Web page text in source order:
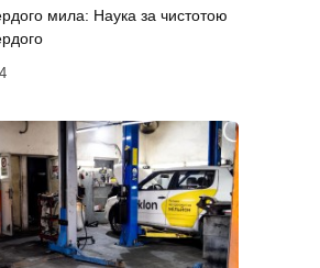
мила: Наука за чистотою